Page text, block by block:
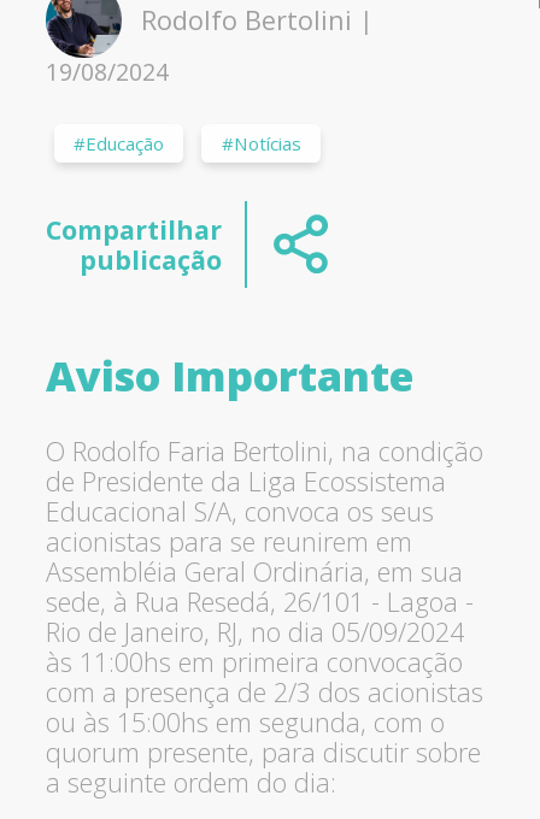
Rodolfo Bertolini |
19/08/2024
#Educação #Notícias
Compartilhar
publicação
Aviso Importante
O Rodolfo Faria Bertolini, na condição
de Presidente da Liga Ecossistema
Educacional S/A, convoca os seus
acionistas para se reunirem em
Assembléia Geral Ordinária, em sua
sede, à Rua Resedá, 26/101 - Lagoa -
Rio de Janeiro, RJ, no dia 05/09/2024
às 11:00hs em primeira convocação
com a presença de 2/3 dos acionistas
ou às 15:00hs em segunda, com o
quorum presente, para discutir sobre
a seguinte ordem do dia: